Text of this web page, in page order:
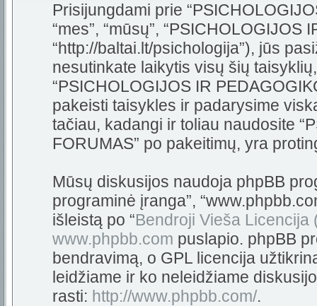
Prisijungdami prie
“mes”, “mūsų”, “PSICHOLOGIJOS
“http://baltai.lt/psichologija”), jūs
nesutinkate laikytis visų šių
“PSICHOLOGIJOS IR
pakeisti taisykles ir padarysime
tačiau, kadangi ir toliau naudosite
FORUMAS” po pakeitimų, yra
Mūsų diskusijos naudoja phpBB
programinė įranga”,
išleistą po “Bendroji Vieša Licencija
www.phpbb.com puslapio. phpBB
bendravimą, o GPL licencija
leidžiame ir ko neleidžiame
rasti: http://www.phpbb.com/.